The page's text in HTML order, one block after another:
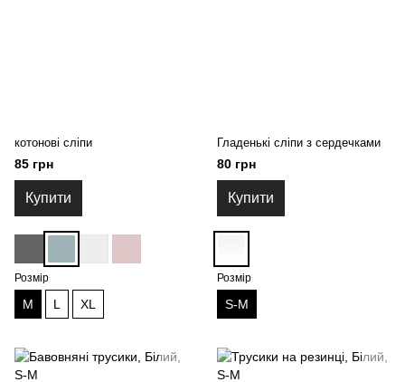
котонові сліпи
85 грн
Купити
Розмір
M L XL
Гладенькі сліпи з сердечками
80 грн
Купити
Розмір
S-M